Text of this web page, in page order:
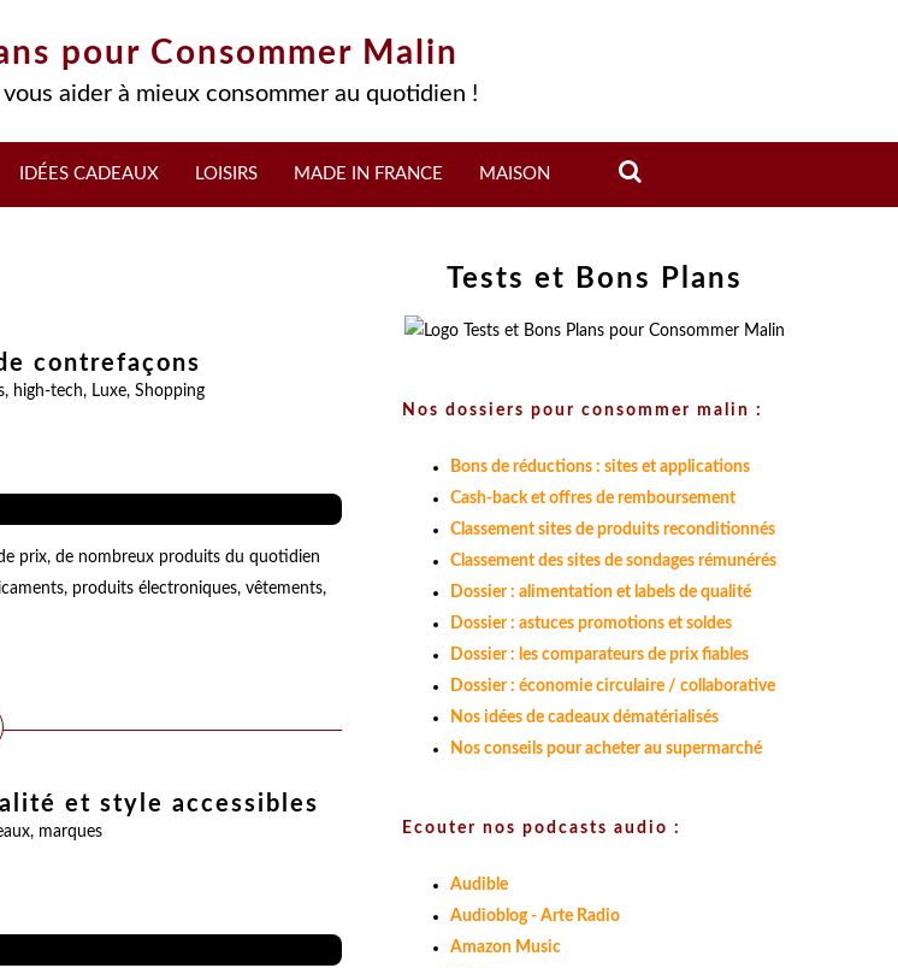
pour Consommer Malin
aider à mieux consommer au quotidien !
IDÉES CADEAUX LOISIRS MADE IN FRANCE MAISON
contrefaçons
, high-tech, Luxe, Shopping
prix, de nombreux produits du quotidien
produits électroniques, vêtements,
et style accessibles
, marques
Tests et Bons Plans
Nos dossiers pour consommer malin :
Bons de réductions : sites et applications
Cash-back et offres de remboursement
Classement sites de produits reconditionnés
Classement des sites de sondages rémunérés
Dossier : alimentation et labels de qualité
Dossier : astuces promotions et soldes
Dossier : les comparateurs de prix fiables
Dossier : économie circulaire / collaborative
Nos idées de cadeaux dématérialisés
Nos conseils pour acheter au supermarché
Ecouter nos podcasts audio :
Audible
Audioblog - Arte Radio
Amazon Music